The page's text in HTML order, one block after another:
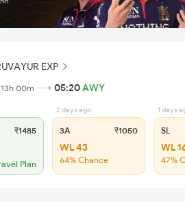
EXP
13h 00m 05:20AWY
₹1485
Plan
2 days ago
3A ₹1050
WL 43
64% Chance
1 days
SL
WL
47%